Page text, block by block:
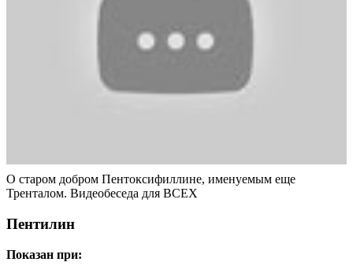
О старом добром Пентоксифиллине, именуемым еще
Тренталом. Видеобеседа для ВСЕХ
Пентилин
Показан при: